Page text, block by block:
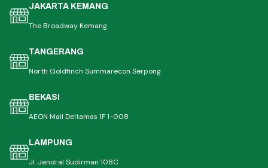
JAKARTA KEMANG
The Broadway Kemang
TANGERANG
North Goldfinch Summarecon Serpong
BEKASI
AEON Mall Deltamas 1F 1-008
LAMPUNG
Jl. Jendral Sudirman 108C